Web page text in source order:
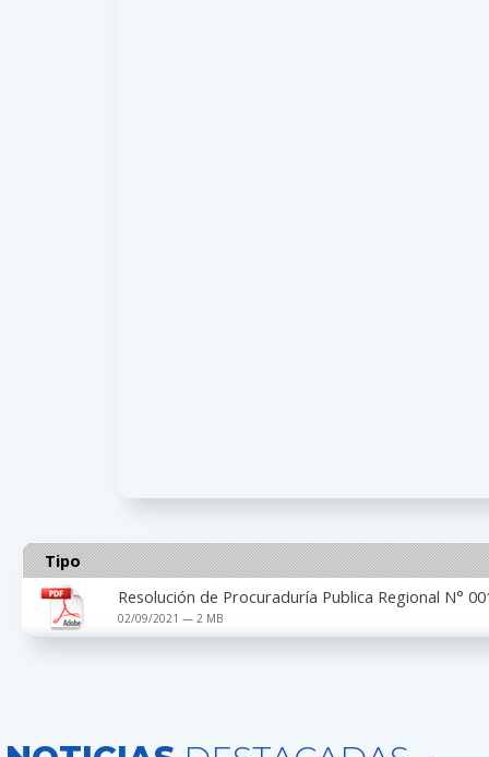
Tipo
Resolución de Procuraduría Publica Regional N°
02/09/2021 — 2 MB